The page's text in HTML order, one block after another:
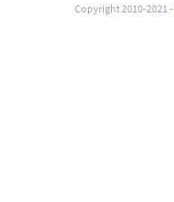
Copyright 2010-2021 -